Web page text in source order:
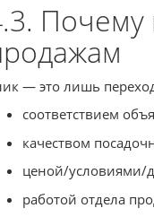
Почему
— это лишь
соответствием
качеством
ценой/условиями/
работой отдела